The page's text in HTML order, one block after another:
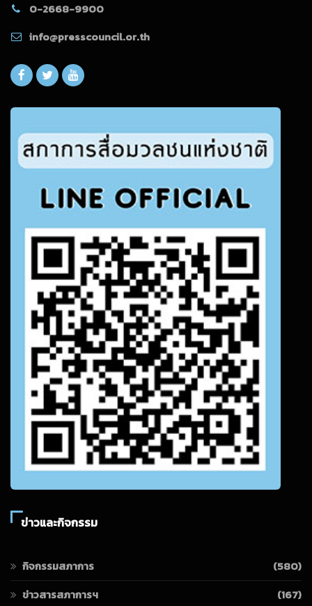
0-2668-9900
info@presscouncil.or.th
ข่าวและกิจกรรม
กิจกรรมสภาการ
(580)
ข่าวสารสภาการฯ
(167)